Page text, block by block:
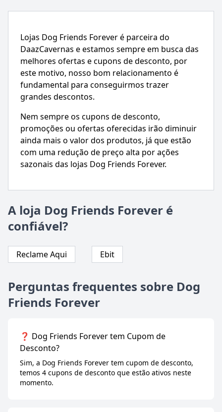
Lojas Dog Friends Forever é parceira do
DaazCavernas e estamos sempre em busca das
melhores ofertas e cupons de desconto, por
este motivo, nosso bom relacionamento é
fundamental para conseguirmos trazer
grandes descontos.
Nem sempre os cupons de desconto,
promoções ou ofertas oferecidas irão diminuir
ainda mais o valor dos produtos, já que estão
com uma redução de preço alta por ações
sazonais das lojas Dog Friends Forever.
A loja Dog Friends Forever é
confiável?
Reclame Aqui Ebit
Perguntas frequentes sobre Dog
Friends Forever
❓ Dog Friends Forever tem Cupom de
Desconto?
Sim, a Dog Friends Forever tem cupom de desconto,
temos 4 cupons de desconto que estão ativos neste
momento.